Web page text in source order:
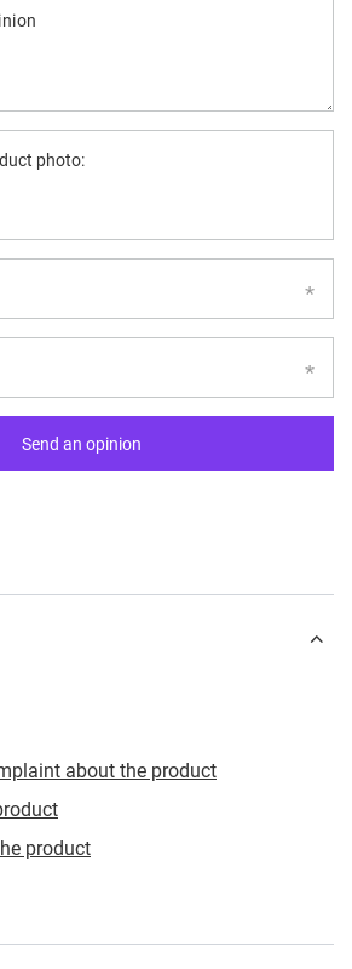
photo:
Send an opinion
about the product
product